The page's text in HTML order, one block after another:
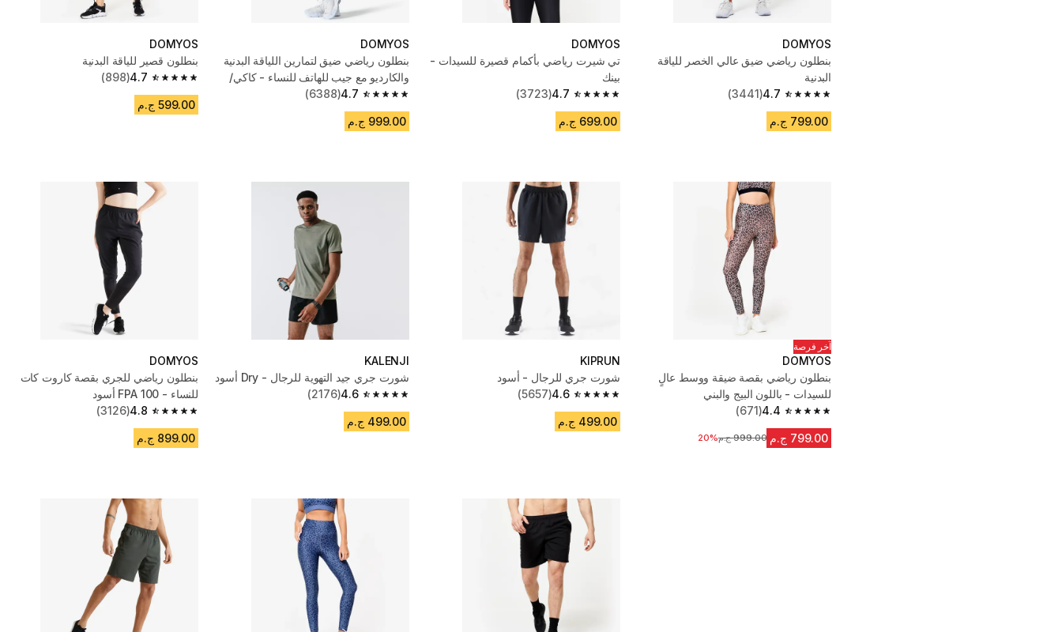
DOMYOS
بنطلون رياضي ضيق عالي الخصر للياقة
البدنية
4.7
4.7 out of 5 stars from 3441 reviews
(3441)
799.00 ج.م
DOMYOS
تي شيرت رياضي بأكمام قصيرة للسيدات -
بينك
4.7
4.7 out of 5 stars from 3723 reviews
(3723)
699.00 ج.م
DOMYOS
بنطلون رياضي ضيق لتمارين اللياقة البدنية
والكارديو مع جيب للهاتف للنساء - كاكي/
أخضر
4.7
4.7 out of 5 stars from 6388 reviews
(6388)
999.00 ج.م
DOMYOS
بنطلون قصير للياقة البدنية
4.7
4.7 out of 5 stars from 898 reviews
(898)
599.00 ج.م
آخر فرصة
DOMYOS
بنطلون رياضي بقصة ضيقة ووسط عالٍ
للسيدات - باللون البيج والبني
4.4
4.4 out of 5 stars from 671 reviews
(671)
799.00 ج.م السعر قبل التخفيض
999.00 ج.م 20%
KIPRUN
شورت جري للرجال - أسود
4.6
4.6 out of 5 stars from 5657 reviews
(5657)
499.00 ج.م
KALENJI
شورت جري جيد التهوية للرجال - Dry أسود
4.6
4.6 out of 5 stars from 2176 reviews
(2176)
499.00 ج.م
DOMYOS
بنطلون رياضي للجري بقصة كاروت كات
للنساء - FPA 100 أسود
4.8
4.8 out of 5 stars from 3126 reviews
(3126)
899.00 ج.م